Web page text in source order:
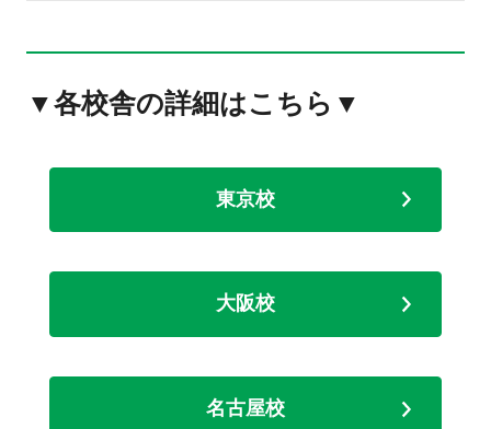
▼各校舎の詳細はこちら▼
東京校
大阪校
名古屋校